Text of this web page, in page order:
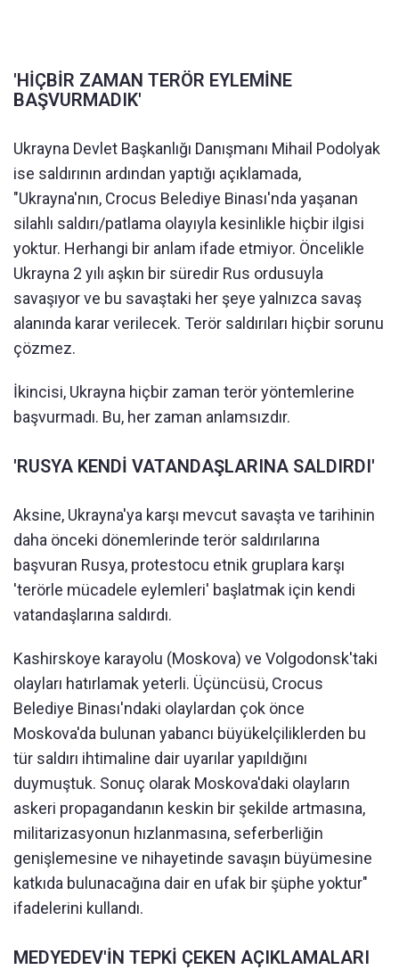
'HİÇBİR ZAMAN TERÖR EYLEMİNE
BAŞVURMADIK'
Ukrayna Devlet Başkanlığı Danışmanı Mihail Podolyak
ise saldırının ardından yaptığı açıklamada,
"Ukrayna'nın, Crocus Belediye Binası'nda yaşanan
silahlı saldırı/patlama olayıyla kesinlikle hiçbir ilgisi
yoktur. Herhangi bir anlam ifade etmiyor. Öncelikle
Ukrayna 2 yılı aşkın bir süredir Rus ordusuyla
savaşıyor ve bu savaştaki her şeye yalnızca savaş
alanında karar verilecek. Terör saldırıları hiçbir sorunu
çözmez.
İkincisi, Ukrayna hiçbir zaman terör yöntemlerine
başvurmadı. Bu, her zaman anlamsızdır.
'RUSYA KENDİ VATANDAŞLARINA SALDIRDI'
Aksine, Ukrayna'ya karşı mevcut savaşta ve tarihinin
daha önceki dönemlerinde terör saldırılarına
başvuran Rusya, protestocu etnik gruplara karşı
'terörle mücadele eylemleri' başlatmak için kendi
vatandaşlarına saldırdı.
Kashirskoye karayolu (Moskova) ve Volgodonsk'taki
olayları hatırlamak yeterli. Üçüncüsü, Crocus
Belediye Binası'ndaki olaylardan çok önce
Moskova'da bulunan yabancı büyükelçiliklerden bu
tür saldırı ihtimaline dair uyarılar yapıldığını
duymuştuk. Sonuç olarak Moskova'daki olayların
askeri propagandanın keskin bir şekilde artmasına,
militarizasyonun hızlanmasına, seferberliğin
genişlemesine ve nihayetinde savaşın büyümesine
katkıda bulunacağına dair en ufak bir şüphe yoktur"
ifadelerini kullandı.
MEDYEDEV'İN TEPKİ ÇEKEN AÇIKLAMALARI